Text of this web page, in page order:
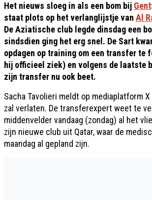
Het nieuws sloeg in als een bom bij Gent
staat plots op het verlanglijstje van Al
De Aziatische club legde dinsdag een
sindsdien ging het erg snel. De Sart
opdagen op training om een transfer te
hij officieel ziek) en volgens de laatste
zijn transfer nu ook beet.
Sacha Tavolieri meldt op mediaplatform
zal verlaten. De transferexpert weet te
middenvelder vandaag (zondag) al het
zijn nieuwe club uit Qatar, waar de
maandag al gepland zijn.